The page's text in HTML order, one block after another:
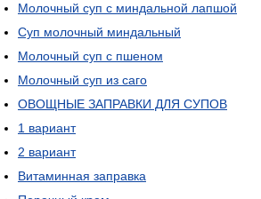
Молочный суп с миндальной лапшой
Суп молочный миндальный
Молочный суп с пшеном
Молочный суп из саго
ОВОЩНЫЕ ЗАПРАВКИ ДЛЯ СУПОВ
1 вариант
2 вариант
Витаминная заправка